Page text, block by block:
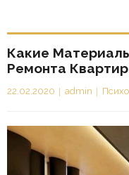
Какие
Ремонта
22.02.2020 admin